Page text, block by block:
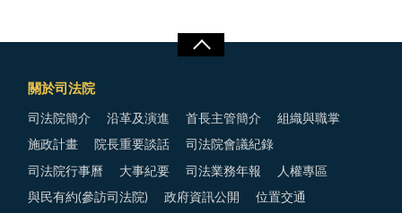
關於司法院
司法院簡介 沿革及演進 首長主管簡介 組織與職掌
施政計畫 院長重要談話 司法院會議紀錄
司法院行事曆 大事紀要 司法業務年報 人權專區
與民有約(參訪司法院) 政府資訊公開 位置交通